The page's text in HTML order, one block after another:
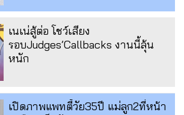
เนเน่สู้ต่อ โชว์เสียง
รอบJudges’Callbacks งานนี้ลุ้น
หนัก
เปิดภาพแพทตี้วัย35ปี แม่ลูก2ที่หน้า